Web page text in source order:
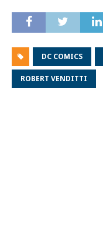
DC COMICS
ROBERT VENDITTI